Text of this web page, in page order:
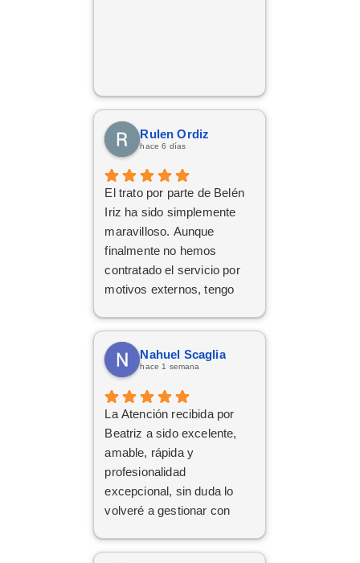
Rulen Ordiz
hace 6 días
El trato por parte de Belén
Iriz ha sido simplemente
maravilloso. Aunque
finalmente no hemos
contratado el servicio por
motivos externos, tengo
decido dar el paso, volveré
a ponerme en sus manos
sin dudarlo. Da gusto
atentas, profesionales y
cercanas. ¡Muchísimas
Nahuel Scaglia
hace 1 semana
La Atención recibida por
Beatriz a sido excelente,
amable, rápida y
profesionalidad
excepcional, sin duda lo
volveré a gestionar con
contrataciones.